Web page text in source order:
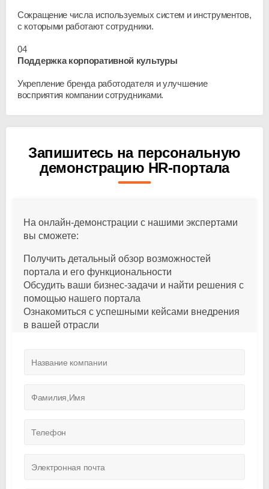
Сокращение числа используемых систем и инструментов,
с которыми работают сотрудники.
04
Поддержка корпоративной культуры
Укрепление бренда работодателя и улучшение
восприятия компании сотрудниками.
Запишитесь на персональную
демонстрацию HR-портала
На онлайн-демонстрации с нашими экспертами
вы сможете:
Получить детальный обзор возможностей
портала и его функциональности
Обсудить ваши бизнес-задачи и найти решения с
помощью нашего портала
Ознакомиться с успешными кейсами внедрения
в вашей отрасли